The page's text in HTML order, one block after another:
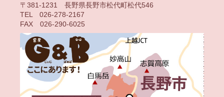
〒381-1231 長野県長野市松代町松代546
TEL 026-278-2167
FAX 026-290-6025